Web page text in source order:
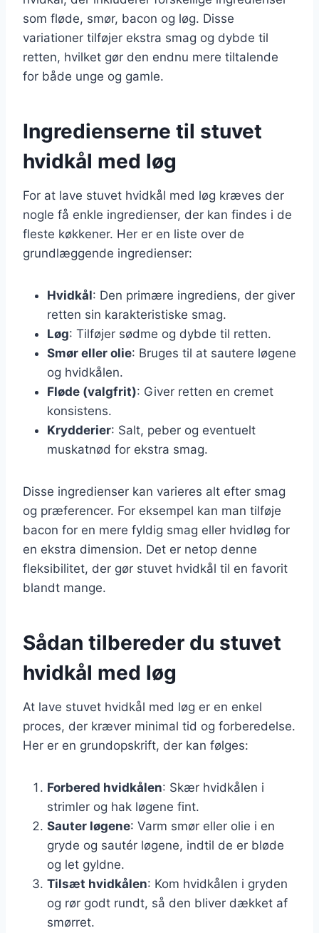
som fløde, smør, bacon og løg. Disse
variationer tilføjer ekstra smag og dybde til
retten, hvilket gør den endnu mere tiltalende
for både unge og gamle.
Ingredienserne til stuvet
hvidkål med løg
For at lave stuvet hvidkål med løg kræves der
nogle få enkle ingredienser, der kan findes i de
fleste køkkener. Her er en liste over de
grundlæggende ingredienser:
Hvidkål: Den primære ingrediens, der giver
retten sin karakteristiske smag.
Løg: Tilføjer sødme og dybde til retten.
Smør eller olie: Bruges til at sautere løgene
og hvidkålen.
Fløde (valgfrit): Giver retten en cremet
konsistens.
Krydderier: Salt, peber og eventuelt
muskatnød for ekstra smag.
Disse ingredienser kan varieres alt efter smag
og præferencer. For eksempel kan man tilføje
bacon for en mere fyldig smag eller hvidløg for
en ekstra dimension. Det er netop denne
fleksibilitet, der gør stuvet hvidkål til en favorit
blandt mange.
Sådan tilbereder du stuvet
hvidkål med løg
At lave stuvet hvidkål med løg er en enkel
proces, der kræver minimal tid og forberedelse.
Her er en grundopskrift, der kan følges:
Forbered hvidkålen: Skær hvidkålen i
strimler og hak løgene fint.
Sauter løgene: Varm smør eller olie i en
gryde og sautér løgene, indtil de er bløde
og let gyldne.
Tilsæt hvidkålen: Kom hvidkålen i gryden
og rør godt rundt, så den bliver dækket af
smørret.